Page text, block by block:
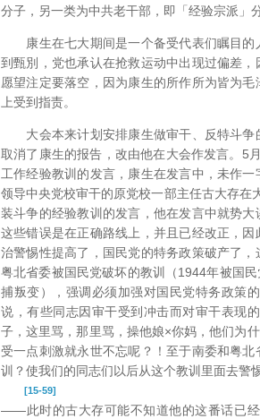
分子，另一类为中共老干部，即「经验宗派」
康生在七大期间是一个备受代表们瞩目的
到甄別，党也承认在抢救运动中出现过偏差
愿望注定要落空，因为康生的所作所为皆为
上受到指责。
大会本来计划安排康生做审干、反特斗争
取消了康生的报告，改由他在大会作发言。5
工作经验教训的发言，康生在发言中，未作
领导中央党校审干的原党校一部主任古大存
装斗争的经验教训的发言，他在发言中就势
这些错误是在正确路线上，并且已经改正，
治警惕性提高了，国民党的特务政策破产了
粤北省委被国民党破坏的教训（1944年被国
捕叛变），强调必须加强对国民党特务政策
说，有些同志因审干受到冲击而对审干表现
子，这里骂，那里骂，操他娘×你妈，他们为
受一点刺激就永世不忘呢？！至于南委和粤
训？使我们的同志们以后从这个教训里面去警
[15-59]
——此时的古大存可能不知道他的这番话已